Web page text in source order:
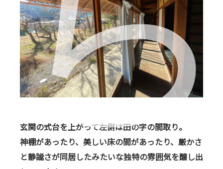
玄関の式台を上がって左側は田の字の間取り。
神棚があったり、美しい床の間があったり、厳かさ
と静謐さが同居したみたいな独特の雰囲気を醸し出